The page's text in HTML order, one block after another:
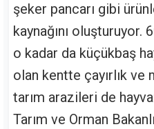
şeker pancarı gibi
kaynağını oluşturuyor.
o kadar da küçükbaş
olan kentte çayırlık ve
tarım arazileri de
Tarım ve Orman